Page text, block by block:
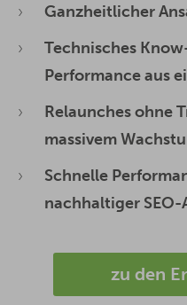
Ganzheitlicher
Technisches
Performance aus
Relaunches ohne
massivem
Schnelle
nachhaltiger
zu den